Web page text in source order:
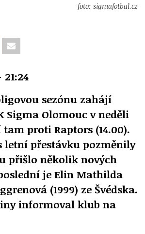
foto: sigmafotbal.cz
sezónu zahájí
Sigma Olomouc v neděli
tam proti Raptors (14.00).
letní přestávku pozměnily
přišlo několik nových
je Elin Mathilda
(1999) ze Švédska.
informoval klub na